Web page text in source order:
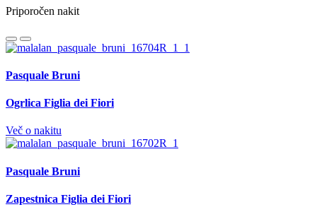
Priporočen nakit
Pasquale Bruni
Ogrlica Figlia dei Fiori
Več o nakitu
Pasquale Bruni
Zapestnica Figlia dei Fiori